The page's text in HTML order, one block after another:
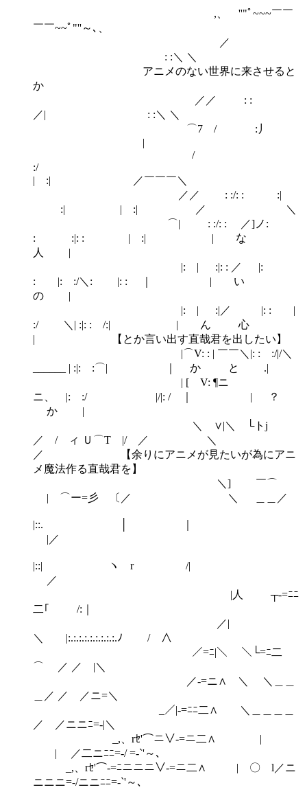
,、 ''"ﾟ~~~￣￣
￣￣~~ﾟ"''～､、
／
: :＼ ＼
アニメのない世界に来させると
か
／／ : :
／| : :＼ ＼
⌒7 / :丿
|
/
:/
| :| ／￣￣￣＼
／／ : :/: : :|
:| | :| ／ ＼
⌒| : :/: : ／]ノ:
: :|: : | :| | な
人 |
|: | :|: : ／ |:
: |: :/＼: |: : ｜ | い
の |
|: | :|／ |: : |
:/ ＼| :|: : /:| | ん 心
| 【とか言い出す直哉君を出したい】
|⌒V: : | ￣￣＼|: : :/|/＼
______ | :|: :⌒| ｜ か と .|
| [ V: ¶ニ
ニ、 |: :/ |/|: / ｜ | ？
か |
＼ ∨|＼ └トj
／ / ィ Ｕ⌒T |/ ／ ＼
／ 【余りにアニメが見たいが為にアニ
メ魔法作る直哉君を】
＼] ￣⌒
| ⌒ー=彡 〔／ ＼ ＿＿／
|::. │ ｜
|／
|::| ヽ r /|
／
|人 ┬‐=ﾆﾆ
二｢ /:｜
／|
＼ |:.:.:.:.:.:.:.:.:.ﾉ / ∧
／=ﾆ|＼ ＼└=ﾆ二
⌒ ／ ／ |＼
／‐=ニ∧ ＼ ＼＿＿
＿／ ／ ／ニ=＼
_／|‐=ﾆﾆ二∧ ＼＿＿＿＿
／ ／ニニﾆ=‐|＼
_,、rｾ'⌒ニ∨‐=ニ二∧ |
| ／二ニﾆﾆ=‐/ =‐`'～､
_,、rｾ'⌒‐=ﾆニニニ∨‐=ニ二∧ | 〇 l／ニ
ニニニ=‐/ニニﾆﾆ=‐`'～､